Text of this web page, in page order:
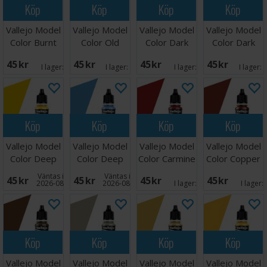
Köp
Vallejo Model
Color Burnt
45 SEK I lager:
Köp
Vallejo Model
Color Old
45 SEK I lager:
Köp
Vallejo Model
Color Dark
17ml
45 SEK I lager:
Köp
Vallejo Model
Color Dark
45 SEK I lager:
Köp
Vallejo Model
Color Deep
Yellow 17ml
45 SEK Väntas in:
2026-08-27
Köp
Vallejo Model
Color Deep
Sky Blue 17ml
45 SEK Väntas in:
2026-08-27
Köp
Vallejo Model
Color Carmine
45 SEK I lager:
Köp
Vallejo Model
Color Copper
45 SEK I lager:
Köp
Vallejo Model
Köp
Vallejo Model
Köp
Vallejo Model
Köp
Vallejo Model